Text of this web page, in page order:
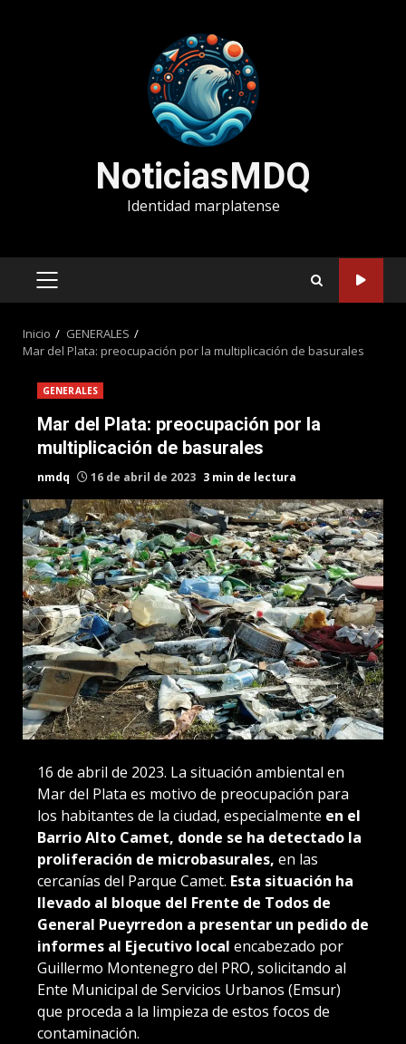
NoticiasMDQ
Identidad marplatense
MENÚ
Inicio
GENERALES
Mar del Plata: preocupación por la multiplicación de basurales
GENERALES
Mar del Plata: preocupación por la
multiplicación de basurales
nmdq 16 de abril de 2023 3 min de lectura
16 de abril de 2023. La situación ambiental en
Mar del Plata es motivo de preocupación para
los habitantes de la ciudad, especialmente en el
Barrio Alto Camet, donde se ha detectado la
proliferación de microbasurales, en las
cercanías del Parque Camet. Esta situación ha
llevado al bloque del Frente de Todos de
General Pueyrredon a presentar un pedido de
informes al Ejecutivo local encabezado por
Guillermo Montenegro del PRO, solicitando al
Ente Municipal de Servicios Urbanos (Emsur)
que proceda a la limpieza de estos focos de
contaminación.